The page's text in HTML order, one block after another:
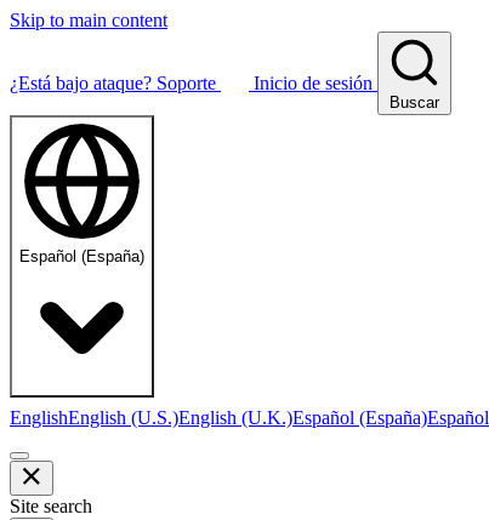
Skip to main content
¿Está bajo ataque? Soporte Inicio de sesión
Buscar
Español (España)
EnglishEnglish (U.S.)English (U.K.)Español (España)
Site search